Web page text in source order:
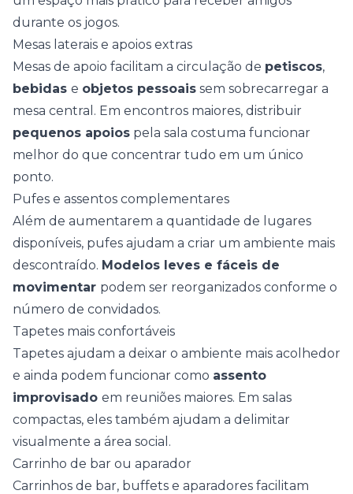
durante os jogos.
Mesas laterais e apoios extras
Mesas de apoio facilitam a circulação de petiscos,
bebidas e objetos pessoais sem sobrecarregar a
mesa central. Em encontros maiores, distribuir
pequenos apoios pela sala costuma funcionar
melhor do que concentrar tudo em um único
ponto.
Pufes e assentos complementares
Além de aumentarem a quantidade de lugares
disponíveis, pufes ajudam a criar um ambiente mais
descontraído. Modelos leves e fáceis de
movimentar podem ser reorganizados conforme o
número de convidados.
Tapetes mais confortáveis
Tapetes ajudam a deixar o ambiente mais acolhedor
e ainda podem funcionar como assento
improvisado em reuniões maiores. Em salas
compactas, eles também ajudam a delimitar
visualmente a área social.
Carrinho de bar ou aparador
Carrinhos de bar, buffets e aparadores facilitam